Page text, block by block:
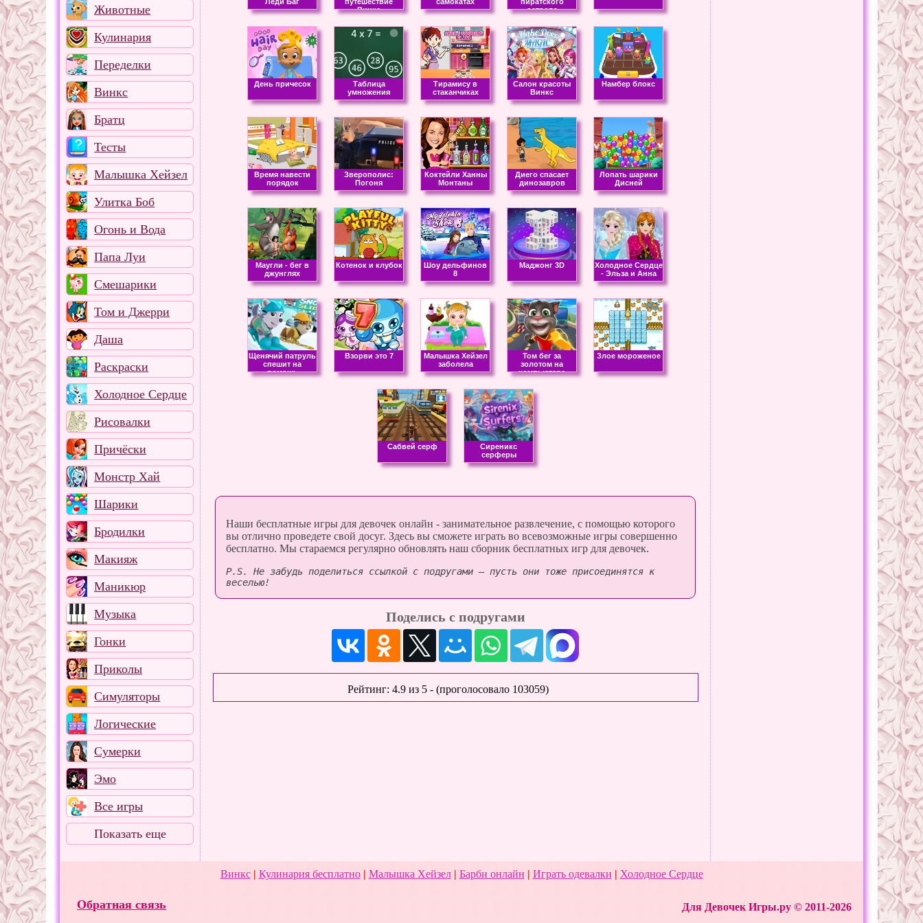
Животные
Кулинария
Переделки
Винкс
Братц
Тесты
Малышка Хейзел
Улитка Боб
Огонь и Вода
Папа Луи
Смешарики
Том и Джерри
Даша
Раскраски
Холодное Сердце
Рисовалки
Причёски
Монстр Хай
Шарики
Бродилки
Макияж
Маникюр
Музыка
Гонки
Приколы
Симуляторы
Логические
Сумерки
Эмо
Все игры
Показать еще
Винкс
острова
День причесок
Таблица
умножения
Тирамису в
стаканчиках
Салон красоты
Винкс
Намбер блокс
Время навести
порядок
Зверополис:
Погоня
Коктейли Ханны
Монтаны
Диего спасает
динозавров
Лопать шарики
Дисней
Маугли - бег в
джунглях
Котенок и клубок
Шоу дельфинов
8
Маджонг 3D
Холодное Сердце
- Эльза и Анна
Щенячий патруль
спешит на
помощь
Взорви это 7
Малышка Хейзел
заболела
Том бег за
золотом на
компьютере
Злое мороженое
Cабвей серф
Сиреникс
серферы
Наши бесплатные игры для девочек онлайн - занимательное развлечение, с помощью которого
вы отлично проведете свой досуг. Здесь вы сможете играть во всевозможные игры совершенно
бесплатно. Мы стараемся регулярно обновлять наш сборник бесплатных игр для девочек.
P.S. Не забудь поделиться ссылкой с подругами — пусть они тоже присоединятся к
веселью!
Поделись с подругами
Рейтинг: 4.9 из 5 - (проголосовало 103059)
Винкс| Кулинария бесплатно| Малышка Хейзел| Барби онлайн | Играть одевалки | Холодное Сердце
Обратная связь Для Девочек Игры.ру © 2011-2026